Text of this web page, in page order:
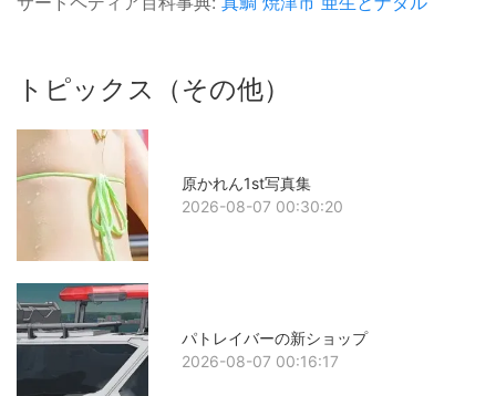
トピックス（その他）
原かれん1st写真集
2026-08-07 00:30:20
パトレイバーの新ショップ
2026-08-07 00:16:17